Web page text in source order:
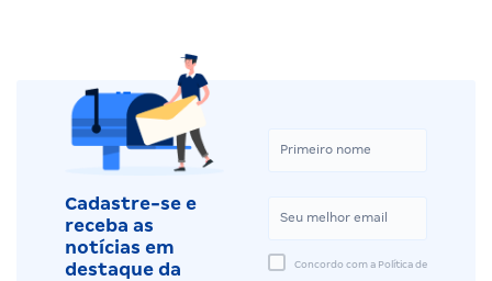
Cadastre-se e
receba as
notícias em
destaque da
Concordo com a Política de